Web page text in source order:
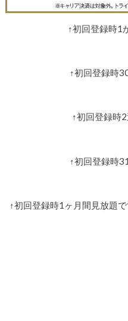
↑初回登録時1
↑初回登録時
↑初回登録時
↑初回登録時
↑初回登録時1ヶ月間見放題